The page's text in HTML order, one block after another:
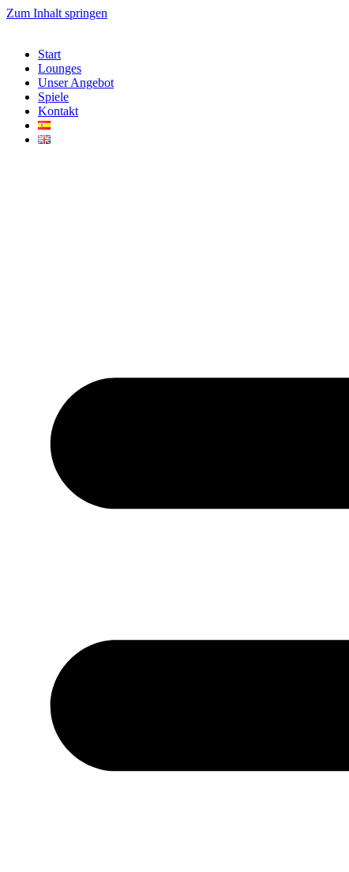
Zum Inhalt springen
Start
Lounges
Unser Angebot
Spiele
Kontakt